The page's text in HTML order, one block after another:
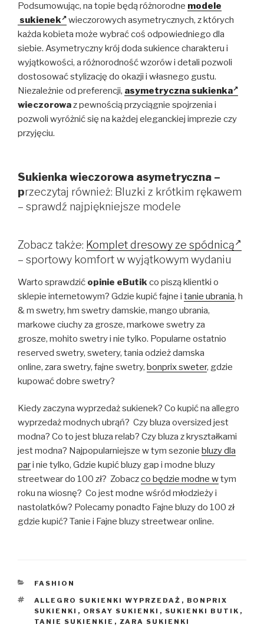
Podsumowując, na topie będą różnorodne modele
sukienek
wieczorowych asymetrycznych, z których
każda kobieta może wybrać coś odpowiedniego dla
siebie. Asymetryczny krój doda sukience charakteru i
wyjątkowości, a różnorodność wzorów i detali pozwoli
dostosować stylizację do okazji i własnego gustu.
Niezależnie od preferencji, asymetryczna sukienka
wieczorowaz pewnością przyciągnie spojrzenia i
pozwoli wyróżnić się na każdej eleganckiej imprezie czy
przyjęciu.
Sukienka wieczorowa asymetryczna –
przeczytaj również: Bluzki z krótkim rękawem
– sprawdź najpiękniejsze modele
Zobacz także: Komplet dresowy ze spódnicą
– sportowy komfort w wyjątkowym wydaniu
Warto sprawdzić opinie eButikco piszą klientki o
sklepie internetowym? Gdzie kupić fajne i tanie ubrania, h
& m swetry, hm swetry damskie, mango ubrania,
markowe ciuchy za grosze, markowe swetry za
grosze, mohito swetry i nie tylko. Popularne ostatnio
reserved swetry, swetery, tania odzież damska
online, zara swetry, fajne swetry, bonprix sweter, gdzie
kupować dobre swetry?
Kiedy zaczyna wyprzedaż sukienek? Co kupić na allegro
wyprzedaż modnych ubrąń? Czy bluza oversized jest
modna? Co to jest bluza relab? Czy bluza z kryształkami
jest modna? Najpopularniejsze w tym sezonie bluzy dla
pari nie tylko, Gdzie kupić bluzy gap i modne bluzy
streetwear do 100 zł? Zobaczco będzie modne wtym
roku na wiosnę? Co jest modne wśród młodzieży i
nastolatków? Polecamy ponadto Fajne bluzy do 100 zł
gdzie kupić? Tanie i Fajne bluzy streetwear online.
KATEGORIE
FASHION
TAGI
ALLEGRO SUKIENKI WYPRZEDAŻ , BONPRIX
SUKIENKI , ORSAY SUKIENKI , SUKIENKI BUTIK ,
TANIE SUKIENKIE , ZARA SUKIENKI